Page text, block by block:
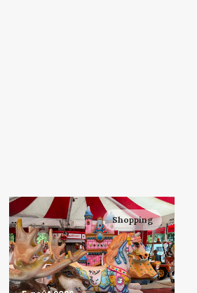
Shopping